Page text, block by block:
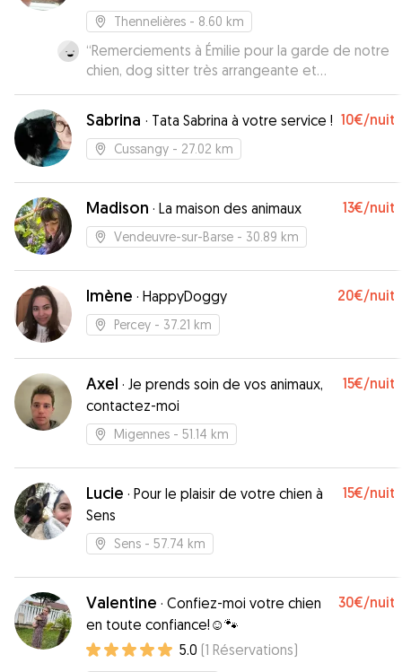
Thennelières - 8.60 km
“Remerciements à Émilie pour la garde de notre
chien, dog sitter très arrangeante et
particulièrement attentionnée avec notre
Loulou. En outre, notre chien a également pu
profiter pleinement du bel espace extérieur
durant sa garde, lui qui adore se rouler et jouer
chaleureusement Émilie aux propriétaires de
Loulou en recherche d’un lieu agréable et
paisible pour leurs chiens et d’une dog sitter
attentionnée. Service +++”
Sabrina · Tata Sabrina à votre service ! 10€/nuit
Cussangy - 27.02 km
Madison · La maison des animaux 13€/nuit
Vendeuvre-sur-Barse - 30.89 km
Imène · HappyDoggy 20€/nuit
Percey - 37.21 km
Axel · Je prends soin de vos animaux,
contactez-moi
15€/nuit
Migennes - 51.14 km
Lucie · Pour le plaisir de votre chien à
Sens
15€/nuit
Sens - 57.74 km
Valentine · Confiez-moi votre chien
en toute confiance!☺️🐾
30€/nuit
5.0 (1 Réservations)